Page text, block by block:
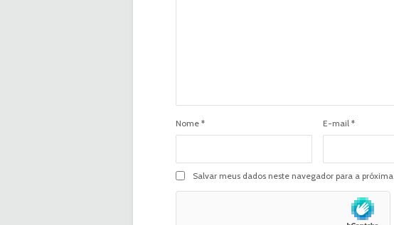
Nome * E-mail *
Salvar meus dados neste navegador para a